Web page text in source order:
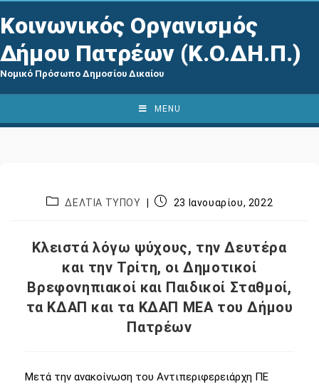
Κοινωνικός Οργανισμός
Δήμου Πατρέων (Κ.Ο.ΔΗ.Π.)
Νομικό Πρόσωπο Δημοσίου Δικαίου
MENU
ΔΕΛΤΙΑ ΤΥΠΟΥ 23 Ιανουαρίου, 2022
Κλειστά λόγω ψύχους, την Δευτέρα
και την Τρίτη, οι Δημοτικοί
Βρεφονηπιακοί και Παιδικοί Σταθμοί,
τα ΚΔΑΠ και τα ΚΔΑΠ ΜΕΑ του Δήμου
Πατρέων
Μετά την ανακοίνωση του Αντιπεριφερειάρχη ΠΕ